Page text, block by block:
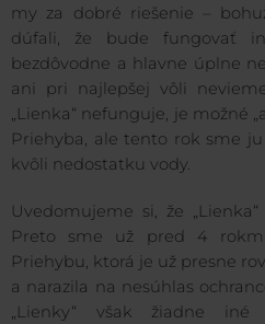
my za dobré riešenie –
dúfali, že bude fungovať
bezdôvodne a hlavne úplne
ani pri najlepšej vôli
„Lienka“ nefunguje, je možné
Priehyba, ale tento rok sme
kvôli nedostatku vody.
Uvedomujeme si, že
Preto sme už pred 4
Priehybu, ktorá je už presne
a narazila na nesúhlas
„Lienky“ však žiadne iné